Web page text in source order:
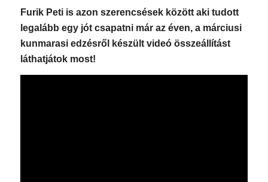
Furik Peti is azon szerencsések között aki tudott
legalább egy jót csapatni már az éven, a márciusi
kunmarasi edzésről készült videó összeállítást
láthatjátok most!